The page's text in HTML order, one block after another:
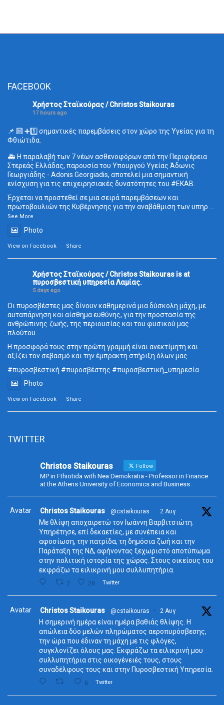
FACEBOOK
Χρήστος Σταϊκούρας / Christos Staikouras
17 hours ago
📌 🔟 ➕1️⃣ σημαντικές παρεμβάσεις στον χώρο της Υγείας για τη
Φθιώτιδα.
🚑 Η παραλαβή των 7 νέων ασθενοφόρων από την Περιφέρεια
Στερεάς Ελλάδας, παρουσία του Υπουργού Υγείας Άδωνις
Γεωργιάδης - Adonis Georgiadis, αποτελεί μια σημαντική
ενίσχυση για τις επιχειρησιακές δυνατότητες του #ΕΚΑΒ.
Έρχεται να προστεθεί σε μια σειρά παρεμβάσεων και
πρωτοβουλιών της Κυβέρνησης για την αναβάθμιση των υπηρ ...
See More
Photo
View on Facebook · Share
Χρήστος Σταϊκούρας / Christos Staikouras is at
πυροσβεστική υπηρεσία Λαμίας.
5 days ago
Οι πυροσβέστες μας δίνουν καθημερινά μια δύσκολη μάχη, με
αυταπάρνηση και αίσθημα ευθύνης, για την προστασία της
ανθρώπινης ζωής, της περιουσίας και του φυσικού μας
πλούτου.
Η προσφορά τους στην πρώτη γραμμή είναι ανεκτίμητη και
αξίζει τον σεβασμό και την έμπρακτη στήριξη όλων μας.
#πυροσβεστική #πυροσβέστης #πυροσβεστική_ υπηρεσία
Photo
View on Facebook · Share
TWITTER
Christos Staikouras Follow
MP in Fthiotida with Nea Demokratia - Professor in Finance
at the Athens University of Economics and Business
Avatar Christos Staikouras @cstaikouras · 2 Αυγ
Με θλίψη αποχαιρετώ τον Ιωάννη Βαρβιτσιώτη.
Υπηρέτησε, επί δεκαετίες, με συνέπεια και
αφοσίωση, την πατρίδα, τη δημόσια ζωή και την
Παράταξη της ΝΔ, αφήνοντας ξεχωριστό αποτύπωμα
στην πολιτική ιστορία της χώρας. Στους οικείους του
εκφράζω τα ειλικρινή μου συλλυπητήρια.
2 26 Twitter
Avatar Christos Staikouras @cstaikouras · 2 Αυγ
Η σημερινή ημέρα είναι ημέρα βαθιάς θλίψης. Η
απώλεια δύο μελών πληρώματος αεροπυρόσβεσης,
την ώρα που έδιναν τη μάχη με τις φλόγες,
συγκλονίζει όλους μας. Εκφράζω τα ειλικρινή μου
συλλυπητήρια στις οικογένειές τους, στους
συναδέλφους τους και στην Πυροσβεστική Υπηρεσία.
6 Twitter